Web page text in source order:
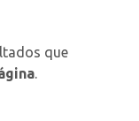
que
.